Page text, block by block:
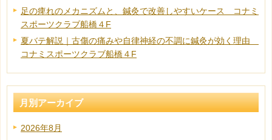
足の痺れのメカニズムと、鍼灸で改善しやすいケース コナミ
スポーツクラブ船橋４F
夏バテ解説｜古傷の痛みや自律神経の不調に鍼灸が効く理由
コナミスポーツクラブ船橋４F
月別アーカイブ
2026年8月